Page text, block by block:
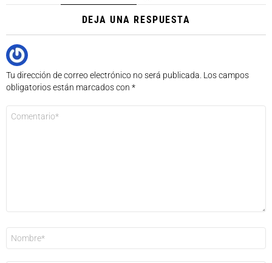
DEJA UNA RESPUESTA
Tu dirección de correo electrónico no será publicada. Los campos
obligatorios están marcados con *